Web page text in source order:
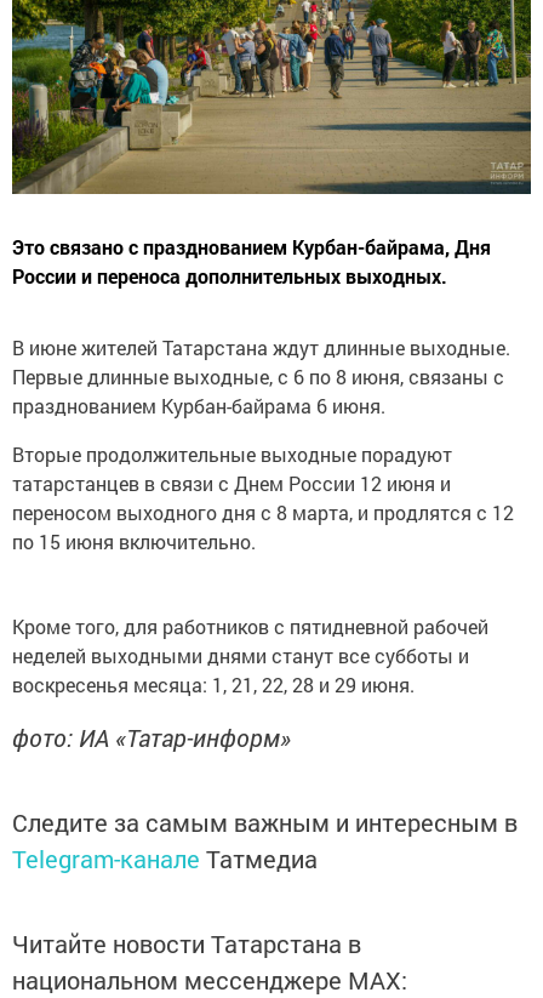
Это связано с празднованием Курбан-байрама, Дня
России и переноса дополнительных выходных.
В июне жителей Татарстана ждут длинные выходные.
Первые длинные выходные, с 6 по 8 июня, связаны с
празднованием Курбан-байрама 6 июня.
Вторые продолжительные выходные порадуют
татарстанцев в связи с Днем России 12 июня и
переносом выходного дня с 8 марта, и продлятся с 12
по 15 июня включительно.
Кроме того, для работников с пятидневной рабочей
неделей выходными днями станут все субботы и
воскресенья месяца: 1, 21, 22, 28 и 29 июня.
фото: ИА «Татар-информ»
Следите за самым важным и интересным в
Telegram-канале Татмедиа
Читайте новости Татарстана в
национальном мессенджере MАХ: